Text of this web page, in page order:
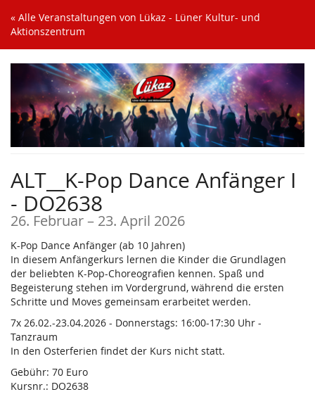
Zum
Haupt-
« Alle Veranstaltungen von Lükaz - Lüner Kultur- und
Aktionszentrum
ALT__K-Pop Dance Anfänger I
- DO2638
26. Februar–bis
23. April 2026
K-Pop Dance Anfänger (ab 10 Jahren)
In diesem Anfängerkurs lernen die Kinder die Grundlagen
der beliebten K-Pop-Choreografien kennen. Spaß und
Begeisterung stehen im Vordergrund, während die ersten
Schritte und Moves gemeinsam erarbeitet werden.
7x 26.02.-23.04.2026 - Donnerstags: 16:00-17:30 Uhr -
Tanzraum
In den Osterferien findet der Kurs nicht statt.
Gebühr: 70 Euro
Kursnr.: DO2638